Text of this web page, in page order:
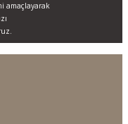
amaçlayarak